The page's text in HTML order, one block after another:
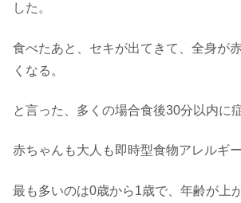
した。
食べたあと、セキが出てきて、全身が
くなる。
と言った、多くの場合食後30分以内に
赤ちゃんも大人も即時型食物アレルギ
最も多いのは0歳から1歳で、年齢が上